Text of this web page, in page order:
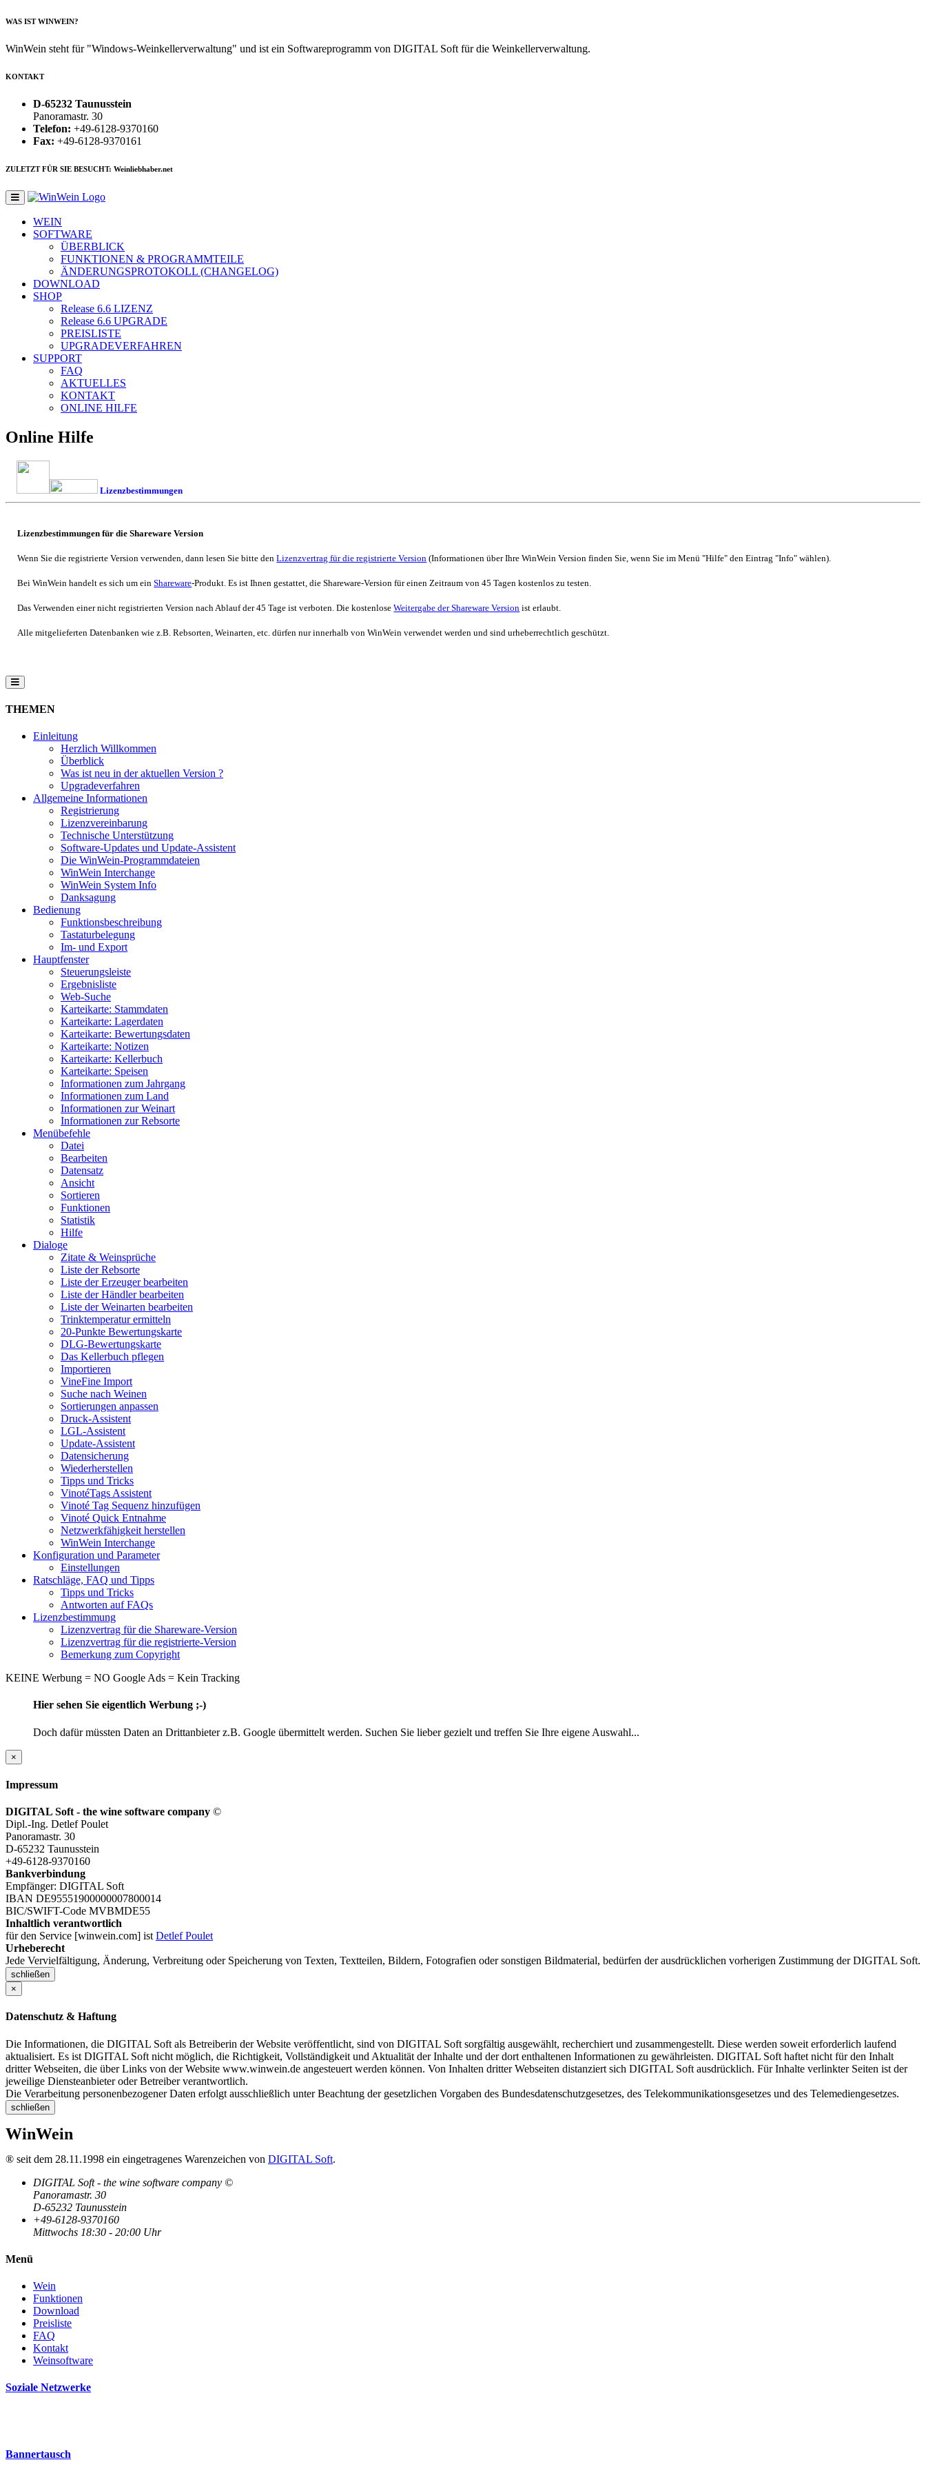
WAS IST WINWEIN?
WinWein steht für "Windows-Weinkellerverwaltung" und ist ein Softwareprogramm von DIGITAL Soft für die Weinkellerverwaltung.
KONTAKT
D-65232 Taunusstein
Panoramastr. 30
Telefon: +49-6128-9370160
Fax: +49-6128-9370161
ZULETZT FÜR SIE BESUCHT: Weinliebhaber.net
WEIN
SOFTWARE
ÜBERBLICK
FUNKTIONEN & PROGRAMMTEILE
ÄNDERUNGSPROTOKOLL (CHANGELOG)
DOWNLOAD
SHOP
Release 6.6 LIZENZ
Release 6.6 UPGRADE
PREISLISTE
UPGRADEVERFAHREN
SUPPORT
FAQ
AKTUELLES
KONTAKT
ONLINE HILFE
Online Hilfe
Lizenzbestimmungen
Lizenzbestimmungen für die Shareware Version
Wenn Sie die registrierte Version verwenden, dann lesen Sie bitte denLizenzvertrag für die registrierte Version (Informationen über IhreWinWein Version finden Sie, wenn Sie im Menü "Hilfe" den Eintrag "Info" wählen).
BeiWinWein handelt es sich um einShareware-Produkt. Es ist Ihnen gestattet, die Shareware-Version für einen Zeitraum von 45 Tagen kostenlos zu testen.
Das Verwenden einer nicht registrierten Version nach Ablauf der 45 Tage ist verboten. Die kostenloseWeitergabe der Shareware Version ist erlaubt.
Alle mitgelieferten Datenbanken wie z.B. Rebsorten, Weinarten, etc. dürfen nur innerhalb vonWinWein verwendet werden und sind urheberrechtlich geschützt.
THEMEN
Einleitung
Herzlich Willkommen
Überblick
Was ist neu in der aktuellen Version ?
Upgradeverfahren
Allgemeine Informationen
Registrierung
Lizenzvereinbarung
Technische Unterstützung
Software-Updates und Update-Assistent
Die WinWein-Programmdateien
WinWein Interchange
WinWein System Info
Danksagung
Bedienung
Funktionsbeschreibung
Tastaturbelegung
Im- und Export
Hauptfenster
Steuerungsleiste
Ergebnisliste
Web-Suche
Karteikarte: Stammdaten
Karteikarte: Lagerdaten
Karteikarte: Bewertungsdaten
Karteikarte: Notizen
Karteikarte: Kellerbuch
Karteikarte: Speisen
Informationen zum Jahrgang
Informationen zum Land
Informationen zur Weinart
Informationen zur Rebsorte
Menübefehle
Datei
Bearbeiten
Datensatz
Ansicht
Sortieren
Funktionen
Statistik
Hilfe
Dialoge
Zitate & Weinsprüche
Liste der Rebsorte
Liste der Erzeuger bearbeiten
Liste der Händler bearbeiten
Liste der Weinarten bearbeiten
Trinktemperatur ermitteln
20-Punkte Bewertungskarte
DLG-Bewertungskarte
Das Kellerbuch pflegen
Importieren
VineFine Import
Suche nach Weinen
Sortierungen anpassen
Druck-Assistent
LGL-Assistent
Update-Assistent
Datensicherung
Wiederherstellen
Tipps und Tricks
VinotéTags Assistent
Vinoté Tag Sequenz hinzufügen
Vinoté Quick Entnahme
Netzwerkfähigkeit herstellen
WinWein Interchange
Konfiguration und Parameter
Einstellungen
Ratschläge, FAQ und Tipps
Tipps und Tricks
Antworten auf FAQs
Lizenzbestimmung
Lizenzvertrag für die Shareware-Version
Lizenzvertrag für die registrierte-Version
Bemerkung zum Copyright
KEINE Werbung = NO Google Ads = Kein Tracking
Hier sehen Sie eigentlich Werbung ;-)
Doch dafür müssten Daten an Drittanbieter z.B. Google übermittelt werden. Suchen Sie lieber gezielt und treffen Sie Ihre eigene Auswahl...
×
Impressum
DIGITAL Soft - the wine software company ©
Dipl.-Ing. Detlef Poulet
Panoramastr. 30
D-65232 Taunusstein
+49-6128-9370160
Bankverbindung
Empfänger: DIGITAL Soft
IBAN DE95551900000007800014
BIC/SWIFT-Code MVBMDE55
Inhaltlich verantwortlich
für den Service [winwein.com] ist Detlef Poulet
Urheberecht
Jede Vervielfältigung, Änderung, Verbreitung oder Speicherung von Texten, Textteilen, Bildern, Fotografien oder sonstigen Bildmaterial, bedürfen der ausdrücklichen vorherigen Zustimmung der DIGITAL Soft.
schließen
×
Datenschutz & Haftung
Die Informationen, die DIGITAL Soft als Betreiberin der Website veröffentlicht, sind von DIGITAL Soft sorgfältig ausgewählt, recherchiert und zusammengestellt. Diese werden soweit erforderlich laufend
aktualisiert. Es ist DIGITAL Soft nicht möglich, die Richtigkeit, Vollständigkeit und Aktualität der Inhalte und der dort enthaltenen Informationen zu gewährleisten. DIGITAL Soft haftet nicht für den Inhalt
dritter Webseiten, die über Links von der Website www.winwein.de angesteuert werden können. Von Inhalten dritter Webseiten distanziert sich DIGITAL Soft ausdrücklich. Für Inhalte verlinkter Seiten ist der
jeweilige Diensteanbieter oder Betreiber verantwortlich.
Die Verarbeitung personenbezogener Daten erfolgt ausschließlich unter Beachtung der gesetzlichen Vorgaben des Bundesdatenschutzgesetzes, des Telekommunikationsgesetzes und des Telemediengesetzes.
schließen
WinWein
® seit dem 28.11.1998 ein eingetragenes Warenzeichen von DIGITAL Soft.
DIGITAL Soft - the wine software company ©
Panoramastr. 30
D-65232 Taunusstein
+49-6128-9370160
Mittwochs 18:30 - 20:00 Uhr
Menü
Wein
Funktionen
Download
Preisliste
FAQ
Kontakt
Weinsoftware
Soziale Netzwerke
Bannertausch